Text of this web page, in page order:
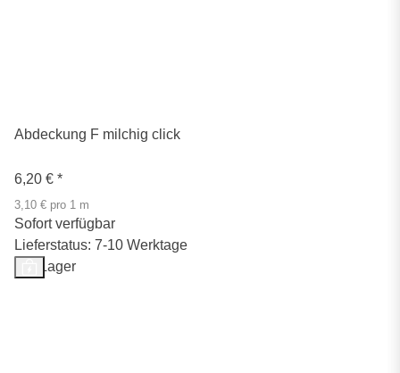
Abdeckung F milchig click
6,20 € *
3,10 € pro 1 m
Sofort verfügbar
Lieferstatus: 7-10 Werktage
Auf Lager